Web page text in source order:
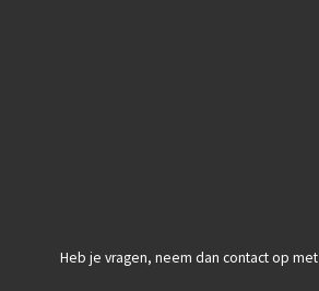
Heb je vragen, neem dan contact op met